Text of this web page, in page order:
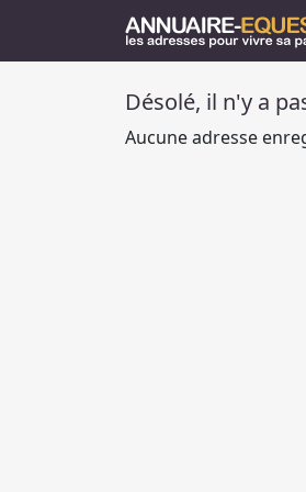
Désolé, il n'y a
Aucune adresse